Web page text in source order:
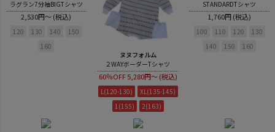
ラグラン7分袖BIGTシャツ
2,530円～ (税込)
120 130 140
150
160
ヌヌフォルム
２WAYボーダーTシャツ
60％OFF 5,280円～ (税込)
L(120-130)
XL(135-145)
1(155)
2(163)
STANDARDTシャツ
1,760円 (税込)
100 110 120
130
140
150 160